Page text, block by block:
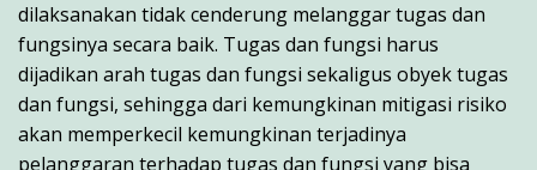
dilaksanakan tidak cenderung melanggar tugas dan
fungsinya secara baik. Tugas dan fungsi harus
dijadikan arah tugas dan fungsi sekaligus obyek tugas
dan fungsi, sehingga dari kemungkinan mitigasi risiko
akan memperkecil kemungkinan terjadinya
pelanggaran terhadap tugas dan fungsi yang bisa